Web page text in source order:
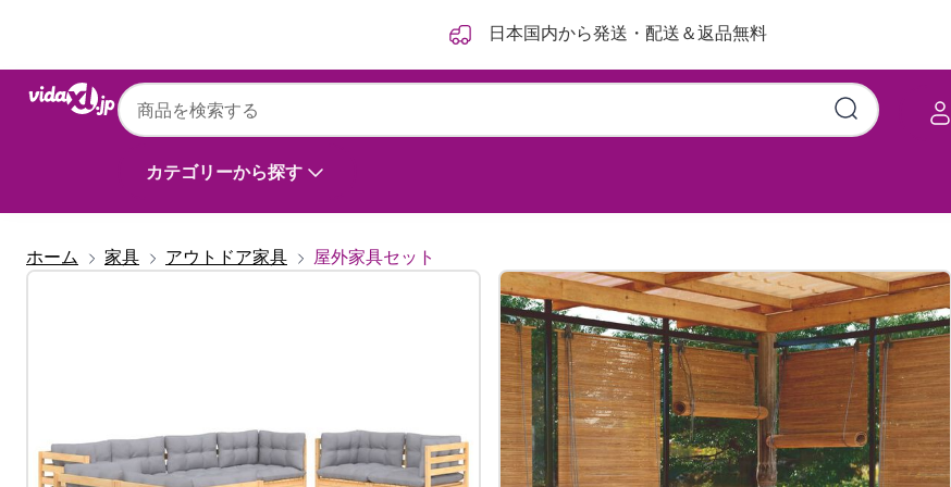
日本国内から発送・配送＆返品無料
カテゴリーから探す
vidaXL
vidaXL ガーデンラウンジセット 8点 グレークッション付き 無垢のパインウッ
ホーム 家具 アウトドア家具 屋外家具セット